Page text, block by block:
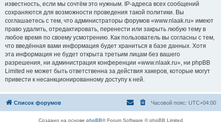
известность, если мы сочтём это нужным. IP-адреса всех сообщений
сохраняются для возможности проведения такой политики. Вы
соглашаетесь с тем, что администраторы форумов «www.nlaak.ru» имеют
право удалить, отредактировать, перенести или закрыть любую тему в
любое время по своему усмотрению. Как пользователь вы согласны с тем,
что введённая вами информация будет храниться в базе данных. Хотя
эта информация не будет открыта третьим лицам без вашего
разрешения, ни администрация конференции «www.nlaak.ru», ни phpBB
Limited не может быть ответственна за действия хакеров, которые могут
привести к несанкционированному доступу к ней.
Список форумов Часовой пояс: UTC+04:00
Создано на основе phpBB® Forum Software © phpBB Limited